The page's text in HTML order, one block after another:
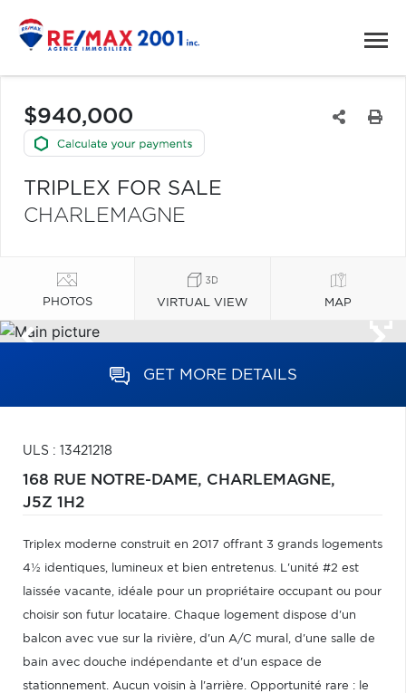
$940,000
TRIPLEX FOR SALE
CHARLEMAGNE
PHOTOS VIRTUAL VIEW MAP
GET MORE DETAILS
ULS : 13421218
168 RUE NOTRE-DAME, CHARLEMAGNE,
J5Z 1H2
Triplex moderne construit en 2017 offrant 3 grands logements
4½ identiques, lumineux et bien entretenus. L'unité #2 est
laissée vacante, idéale pour un propriétaire occupant ou pour
choisir son futur locataire. Chaque logement dispose d'un
balcon avec vue sur la rivière, d'un A/C mural, d'une salle de
bain avec douche indépendante et d'un espace de
stationnement. Aucun voisin à l'arrière. Opportunité rare : le